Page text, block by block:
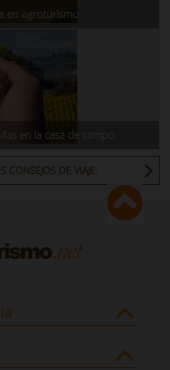
en agroturismo
en la casa de campo.
CONSEJOS DE VIAJE.